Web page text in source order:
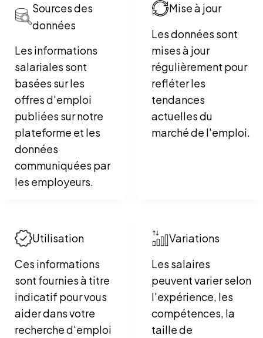
Sources des
données
Les informations
salariales sont
basées sur les
offres d'emploi
publiées sur notre
plateforme et les
données
communiquées par
les employeurs.
Mise à jour
Les données sont
mises à jour
régulièrement pour
refléter les
tendances
actuelles du
marché de l'emploi.
Utilisation
Ces informations
sont fournies à titre
indicatif pour vous
aider dans votre
recherche d'emploi
Variations
Les salaires
peuvent varier selon
l'expérience, les
compétences, la
taille de